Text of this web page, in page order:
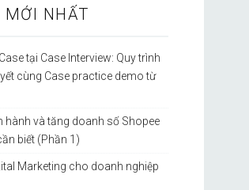
MỚI NHẤT
tại Case Interview: Quy trình
cùng Case practice demo từ
hành và tăng doanh số Shopee
biết (Phần 1)
Marketing cho doanh nghiệp